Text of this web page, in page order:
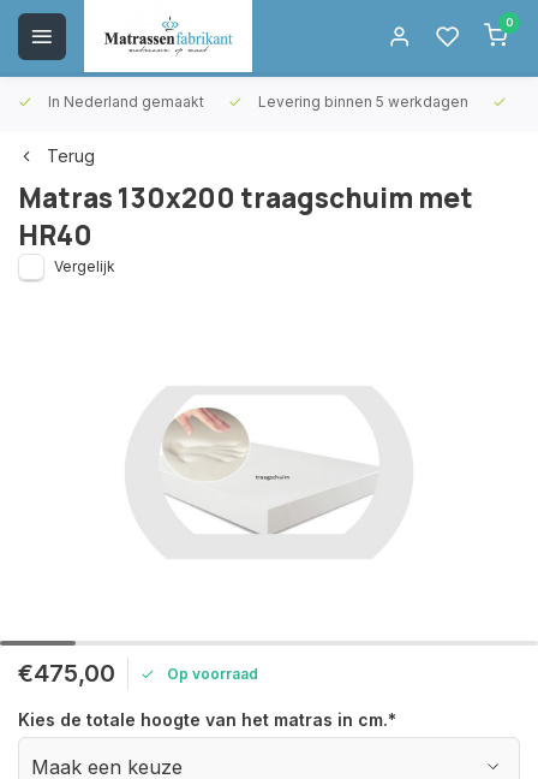
0
In Nederland gemaakt Levering binnen 5 werkdagen
Terug
Matras 130x200 traagschuim met
HR40
Vergelijk
€475,00 Op voorraad
Kies de totale hoogte van het matras in cm.*